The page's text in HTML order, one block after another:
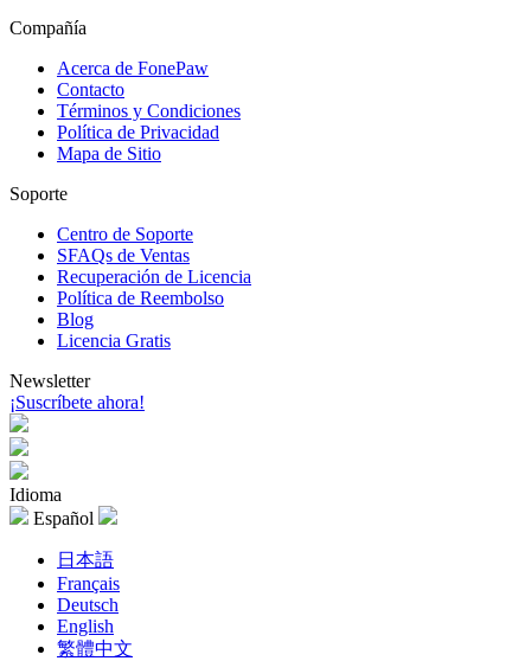
Compañía
Acerca de FonePaw
Contacto
Términos y Condiciones
Política de Privacidad
Mapa de Sitio
Soporte
Centro de Soporte
SFAQs de Ventas
Recuperación de Licencia
Política de Reembolso
Blog
Licencia Gratis
Newsletter
¡Suscríbete ahora!
Idioma
Español
日本語
Français
Deutsch
English
繁體中文